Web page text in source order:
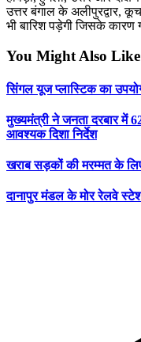
उत्तर बंगाल के अलीपुरद्वार,
भी बारिश पड़ेगी जिसके कारण
You Might Also Like
सिंगल यूज प्लास्टिक का
मुख्यमंत्री ने जनता दरबार में
आवश्यक दिशा निर्देश
खराब सड़कों की मरम्मत के
दानापुर मंडल के मोर रेलवे